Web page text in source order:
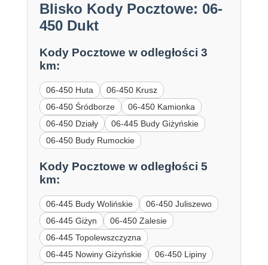
Blisko Kody Pocztowe: 06-
450 Dukt
Kody Pocztowe w odległości 3
km:
06-450 Huta
06-450 Krusz
06-450 Śródborze
06-450 Kamionka
06-450 Działy
06-445 Budy Giżyńskie
06-450 Budy Rumockie
Kody Pocztowe w odległości 5
km:
06-445 Budy Wolińskie
06-450 Juliszewo
06-445 Giżyn
06-450 Zalesie
06-445 Topolewszczyzna
06-445 Nowiny Giżyńskie
06-450 Lipiny